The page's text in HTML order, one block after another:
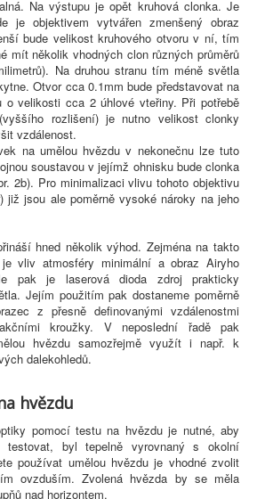
Na výstupu je opět kruhová clonka. Je
je objektivem vytvářen zmenšený obraz
bude velikost kruhového otvoru v ní, tím
mít několik vhodných clon různých průměrů
Na druhou stranu tím méně světla
Otvor cca 0.1mm bude představovat na
o velikosti cca 2 úhlové vteřiny. Při potřebě
rozlišení) je nutno velikost clonky
vzdálenost.
na umělou hvězdu v nekonečnu lze tuto
soustavou v jejímž ohnisku bude clonka
2b). Pro minimalizaci vlivu tohoto objektivu
již jsou ale poměrně vysoké nároky na jeho
hned několik výhod. Zejména na takto
vliv atmosféry minimální a obraz Airyho
pak je laserová dioda zdroj prakticky
Jejím použitím pak dostaneme poměrně
z přesně definovanými vzdálenostmi
kroužky. V neposlední řadě pak
hvězdu samozřejmě využít i např. k
dalekohledů.
hvězdu
pomocí testu na hvězdu je nutné, aby
testovat, byl tepelně vyrovnaný s okolní
používat umělou hvězdu je vhodné zvolit
ovzduším. Zvolená hvězda by se měla
nad horizontem.